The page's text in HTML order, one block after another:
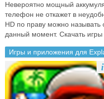
Невероятно мощный
телефон не откажет в
HD по праву можно
данный момент. Скачать
Игры и приложения для
i